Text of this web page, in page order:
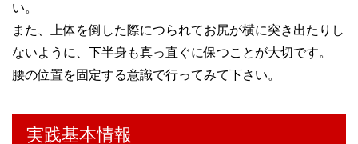
い。
また、上体を倒した際につられてお尻が横に突き出たりし
ないように、下半身も真っ直ぐに保つことが大切です。
腰の位置を固定する意識で行ってみて下さい。
実践基本情報